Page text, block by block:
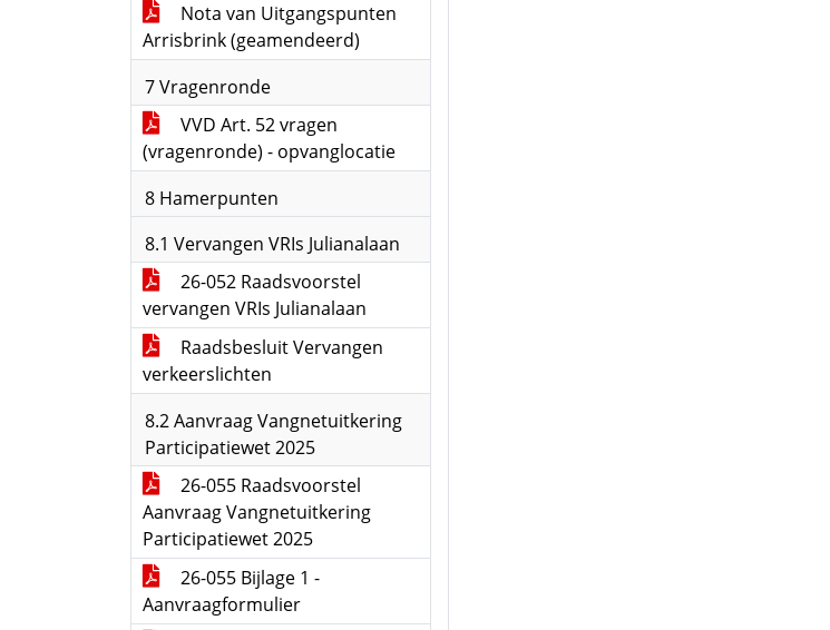
Nota van Uitgangspunten
Arrisbrink (geamendeerd)
7 Vragenronde
VVD Art. 52 vragen
(vragenronde) - opvanglocatie
8 Hamerpunten
8.1 Vervangen VRIs Julianalaan
26-052 Raadsvoorstel
vervangen VRIs Julianalaan
Raadsbesluit Vervangen
verkeerslichten
8.2 Aanvraag Vangnetuitkering
Participatiewet 2025
26-055 Raadsvoorstel
Aanvraag Vangnetuitkering
Participatiewet 2025
26-055 Bijlage 1 -
Aanvraagformulier